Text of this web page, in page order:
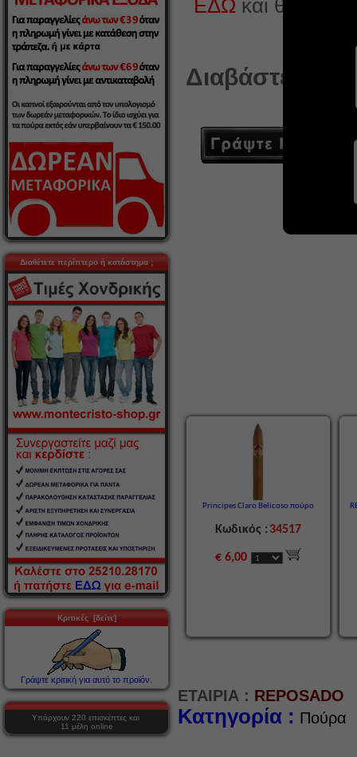
Διαθέτετε περίπτερο ή κατάστημα ;
Κριτικές [δείτε]
Γράψτε κριτική για αυτό το προϊόν.
Υπάρχουν 220 επισκέπτες και
11 μέλη online
ΕΔΩ και θα
Διαβάστε ή
Principes Claro Belicoso πούρο
Κωδικός : 34517
€ 6,00
ΕΤΑΙΡΙΑ : REPOSADO
Κατηγορία : Πούρα